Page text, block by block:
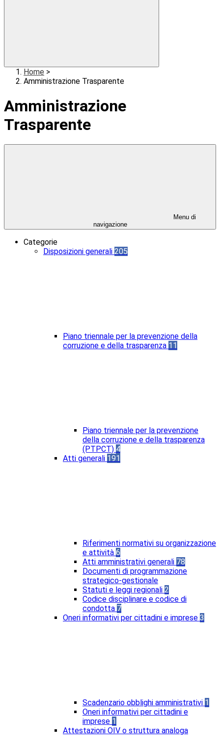
Home >
Amministrazione Trasparente
Amministrazione
Trasparente
Menu di
navigazione
Categorie
Disposizioni generali 205
Piano triennale per la prevenzione della
corruzione e della trasparenza 11
Piano triennale per la prevenzione
della corruzione e della trasparenza
(PTPCT) 4
Atti generali 191
Riferimenti normativi su organizzazione
e attività 6
Atti amministrativi generali 78
Documenti di programmazione
strategico-gestionale
Statuti e leggi regionali 2
Codice disciplinare e codice di
condotta 7
Oneri informativi per cittadini e imprese 3
Scadenzario obblighi amministrativi 1
Oneri informativi per cittadini e
imprese 1
Attestazioni OIV o struttura analoga